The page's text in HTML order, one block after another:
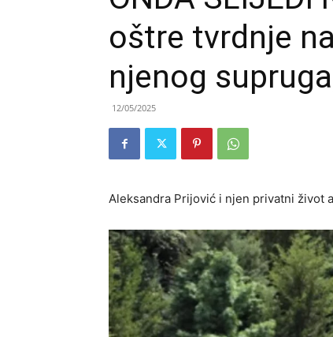
oštre tvrdnje
njenog
12/05/2025
Aleksandra Prijović i njen privatni život